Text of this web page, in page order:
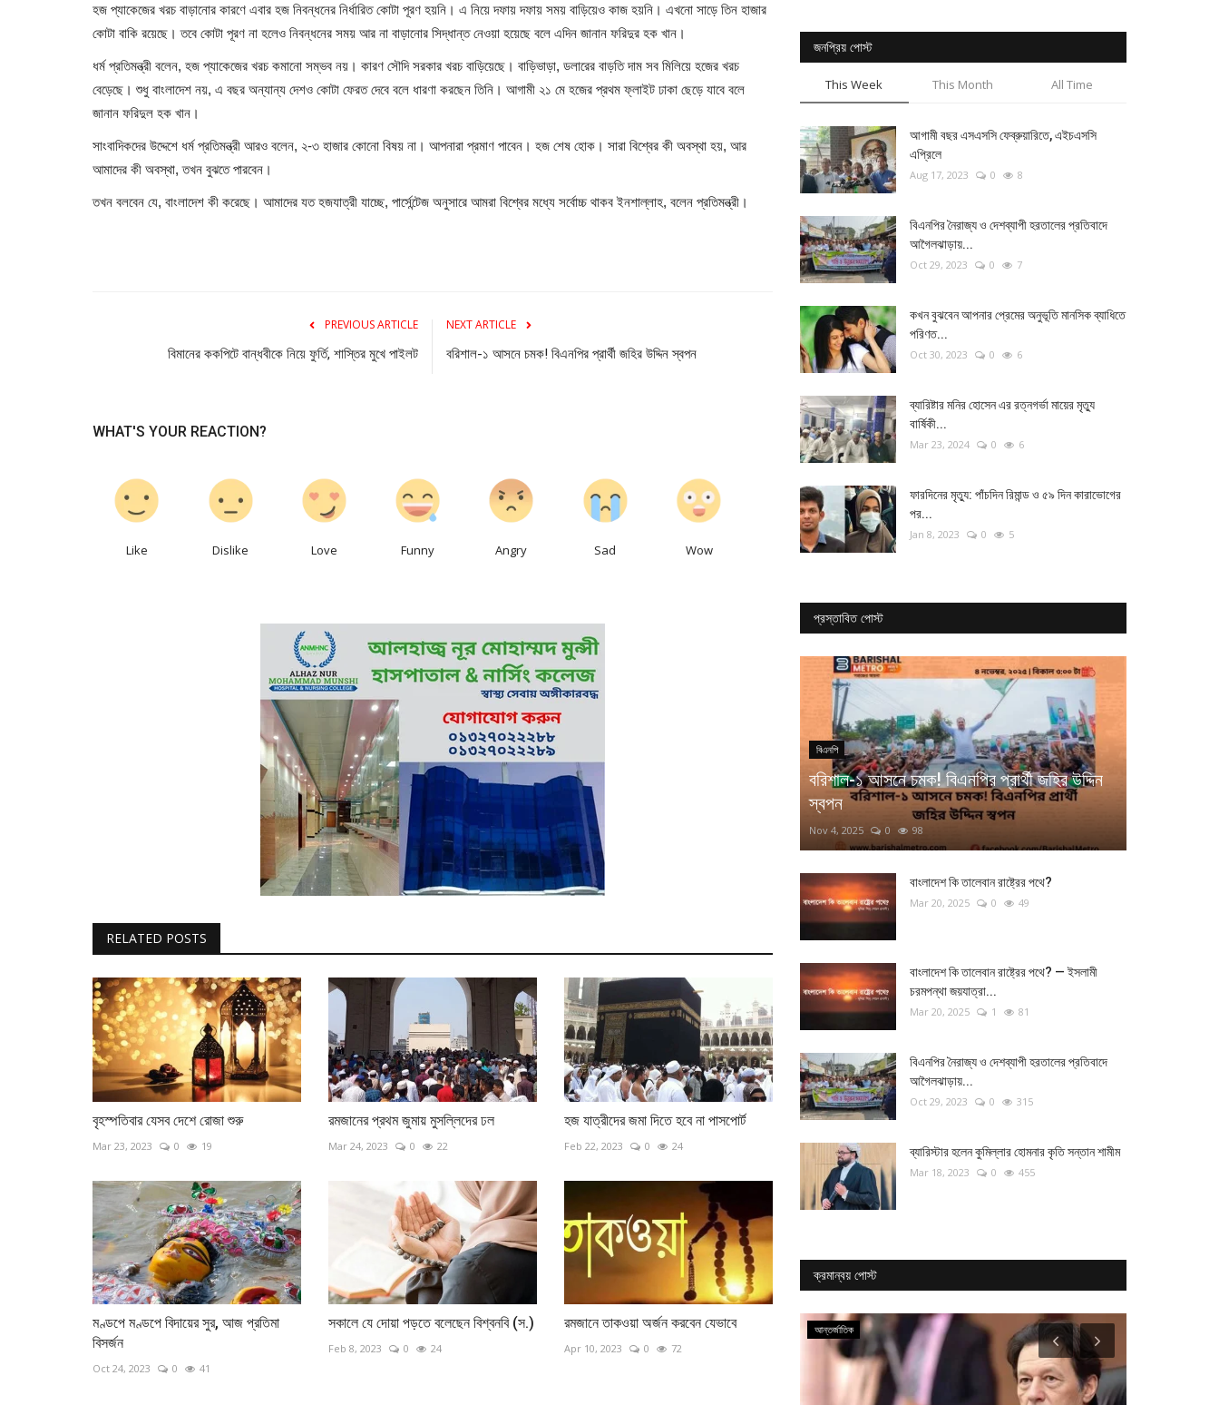
হজ প্যাকেজের খরচ বাড়ানোর কারণে এবার হজ নিবন্ধনের নির্ধারিত কোটা পূরণ হয়নি। এ নিয়ে দফায় দফায় সময় বাড়িয়েও কাজ হয়নি। এখনো সাড়ে তিন হাজার
কোটা বাকি রয়েছে। তবে কোটা পূরণ না হলেও নিবন্ধনের সময় আর না বাড়ানোর সিদ্ধান্ত নেওয়া হয়েছে বলে এদিন জানান ফরিদুর হক খান।
ধর্ম প্রতিমন্ত্রী বলেন, হজ প্যাকেজের খরচ কমানো সম্ভব নয়। কারণ সৌদি সরকার খরচ বাড়িয়েছে। বাড়িভাড়া, ডলারের বাড়তি দাম সব মিলিয়ে হজের খরচ
বেড়েছে। শুধু বাংলাদেশ নয়, এ বছর অন্যান্য দেশও কোটা ফেরত দেবে বলে ধারণা করছেন তিনি। আগামী ২১ মে হজের প্রথম ফ্লাইট ঢাকা ছেড়ে যাবে বলে
জানান ফরিদুল হক খান।
সাংবাদিকদের উদ্দেশে ধর্ম প্রতিমন্ত্রী আরও বলেন, ২-৩ হাজার কোনো বিষয় না। আপনারা প্রমাণ পাবেন। হজ শেষ হোক। সারা বিশ্বের কী অবস্থা হয়, আর
আমাদের কী অবস্থা, তখন বুঝতে পারবেন।
তখন বলবেন যে, বাংলাদেশ কী করেছে। আমাদের যত হজযাত্রী যাচ্ছে, পার্সেন্টেজ অনুসারে আমরা বিশ্বের মধ্যে সর্বোচ্চ থাকব ইনশাল্লাহ, বলেন প্রতিমন্ত্রী।
PREVIOUS ARTICLE
বিমানের ককপিটে বান্ধবীকে নিয়ে ফুর্তি, শাস্তির মুখে পাইলট
NEXT ARTICLE
বরিশাল-১ আসনে চমক! বিএনপির প্রার্থী জহির উদ্দিন স্বপন
WHAT'S YOUR REACTION?
Like Dislike Love Funny Angry Sad Wow
RELATED POSTS
বৃহস্পতিবার যেসব দেশে রোজা শুরু
Mar 23, 2023 0 19
রমজানের প্রথম জুমায় মুসল্লিদের ঢল
Mar 24, 2023 0 22
হজ যাত্রীদের জমা দিতে হবে না পাসপোর্ট
Feb 22, 2023 0 24
মণ্ডপে মণ্ডপে বিদায়ের সুর, আজ প্রতিমা
বিসর্জন
Oct 24, 2023 0 41
সকালে যে দোয়া পড়তে বলেছেন বিশ্বনবি (স.)
Feb 8, 2023 0 24
রমজানে তাকওয়া অর্জন করবেন যেভাবে
Apr 10, 2023 0 72
জনপ্রিয় পোস্ট
This Week This Month All Time
আগামী বছর এসএসসি ফেব্রুয়ারিতে, এইচএসসি
এপ্রিলে
Aug 17, 2023 0 8
বিএনপির নৈরাজ্য ও দেশব্যাপী হরতালের প্রতিবাদে
আগৈলঝাড়ায়...
Oct 29, 2023 0 7
কখন বুঝবেন আপনার প্রেমের অনুভূতি মানসিক ব্যাধিতে
পরিণত...
Oct 30, 2023 0 6
ব্যারিষ্টার মনির হোসেন এর রত্নগর্ভা মায়ের মৃত্যু
বার্ষিকী...
Mar 23, 2024 0 6
ফারদিনের মৃত্যু: পাঁচদিন রিমান্ড ও ৫৯ দিন কারাভোগের
পর...
Jan 8, 2023 0 5
প্রস্তাবিত পোস্ট
বিএনপি
বরিশাল-১ আসনে চমক! বিএনপির প্রার্থী জহির উদ্দিন
স্বপন
Nov 4, 2025 0 98
বাংলাদেশ কি তালেবান রাষ্ট্রের পথে?
Mar 20, 2025 0 49
বাংলাদেশ কি তালেবান রাষ্ট্রের পথে? — ইসলামী
চরমপন্থা জয়যাত্রা...
Mar 20, 2025 1 81
বিএনপির নৈরাজ্য ও দেশব্যাপী হরতালের প্রতিবাদে
আগৈলঝাড়ায়...
Oct 29, 2023 0 315
ব্যারিস্টার হলেন কুমিল্লার হোমনার কৃতি সন্তান শামীম
Mar 18, 2023 0 455
ক্রমান্বয় পোস্ট
আওয়ামী লীগ মতামত আন্তর্জাতিক